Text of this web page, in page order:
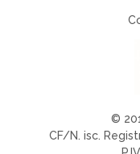
©
CF/N. isc.